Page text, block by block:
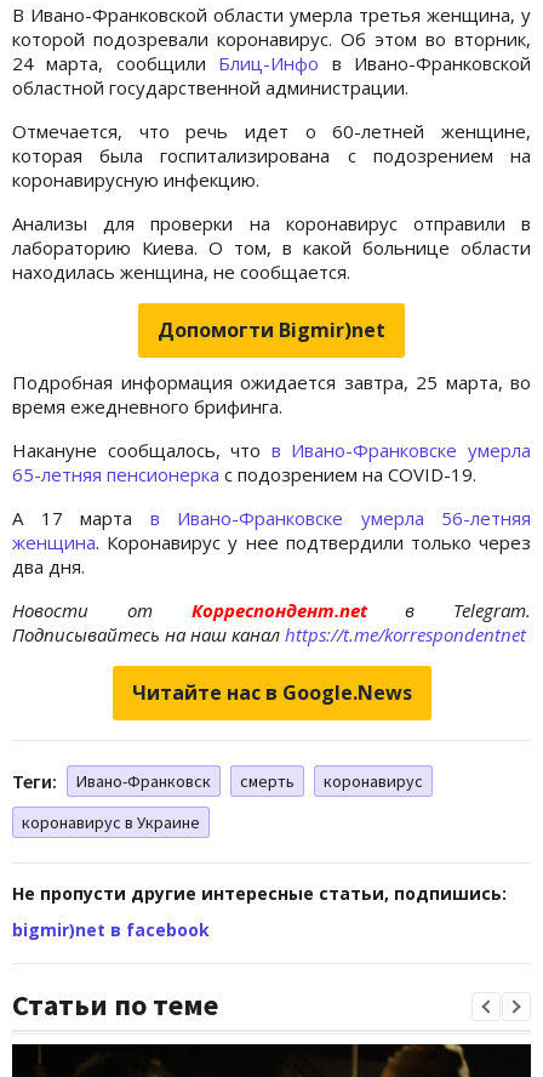
В Ивано-Франковской области умерла третья женщина, у
которой подозревали коронавирус. Об этом во вторник,
24 марта, сообщили Блиц-Инфо в Ивано-Франковской
областной государственной администрации.
Отмечается, что речь идет о 60-летней женщине,
которая была госпитализирована с подозрением на
коронавирусную инфекцию.
Анализы для проверки на коронавирус отправили в
лабораторию Киева. О том, в какой больнице области
находилась женщина, не сообщается.
Допомогти Bigmir)net
Подробная информация ожидается завтра, 25 марта, во
время ежедневного брифинга.
Накануне сообщалось, что в Ивано-Франковске умерла
65-летняя пенсионерка с подозрением на COVID-19.
А 17 марта в Ивано-Франковске умерла 56-летняя
женщина. Коронавирус у нее подтвердили только через
два дня.
Новости отКорреспондент.netв Telegram.
Подписывайтесь на наш канал https://t.me/korrespondentnet
Читайте нас в Google.News
Теги: Ивано-Франковск смерть
коронавирус
коронавирус в Украине
Не пропусти другие интересные статьи, подпишись:
bigmir)net в facebook
Статьи по теме